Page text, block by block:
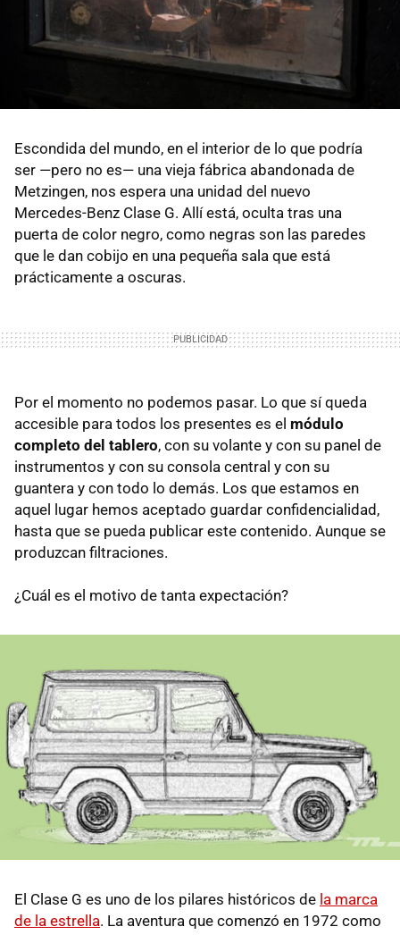
Escondida del mundo, en el interior de lo que podría
ser —pero no es— una vieja fábrica abandonada de
Metzingen, nos espera una unidad del nuevo
Mercedes-Benz Clase G. Allí está, oculta tras una
puerta de color negro, como negras son las paredes
que le dan cobijo en una pequeña sala que está
prácticamente a oscuras.
Por el momento no podemos pasar. Lo que sí queda
accesible para todos los presentes es el módulo
completo del tablero, con su volante y con su panel de
instrumentos y con su consola central y con su
guantera y con todo lo demás. Los que estamos en
aquel lugar hemos aceptado guardar confidencialidad,
hasta que se pueda publicar este contenido. Aunque se
produzcan filtraciones.
¿Cuál es el motivo de tanta expectación?
El Clase G es uno de los pilares históricos de la marca
de la estrella. La aventura que comenzó en 1972 como